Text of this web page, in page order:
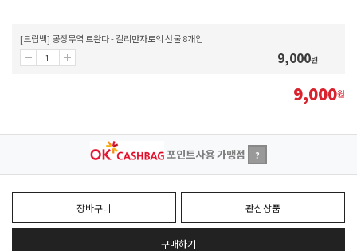
[드립백] 공정무역 르완다 - 킬리만자로의 선물 8개입
9,000원
9,000원
포인트사용 가맹점 ?
장바구니 관심상품
구매하기